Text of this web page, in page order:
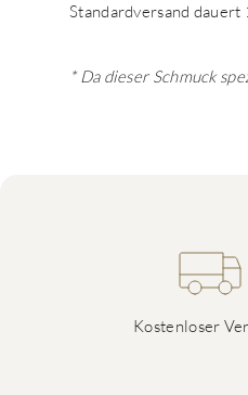
Standardversand
* Da dieser Schmuck
Kostenloser